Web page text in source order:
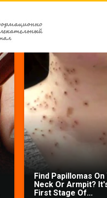
Find Papillomas On
Neck Or Armpit?
First Stage Of...